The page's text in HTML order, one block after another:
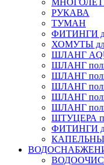
РУКАВА
ТУМАН
ФИТИНГИ
ХОМУТЫ
ШЛАНГ
ШЛАНГ
ШЛАНГ
ШЛАНГ
ШЛАНГ
ШЛАНГ
ШТУЦЕРА
ФИТИНГИ